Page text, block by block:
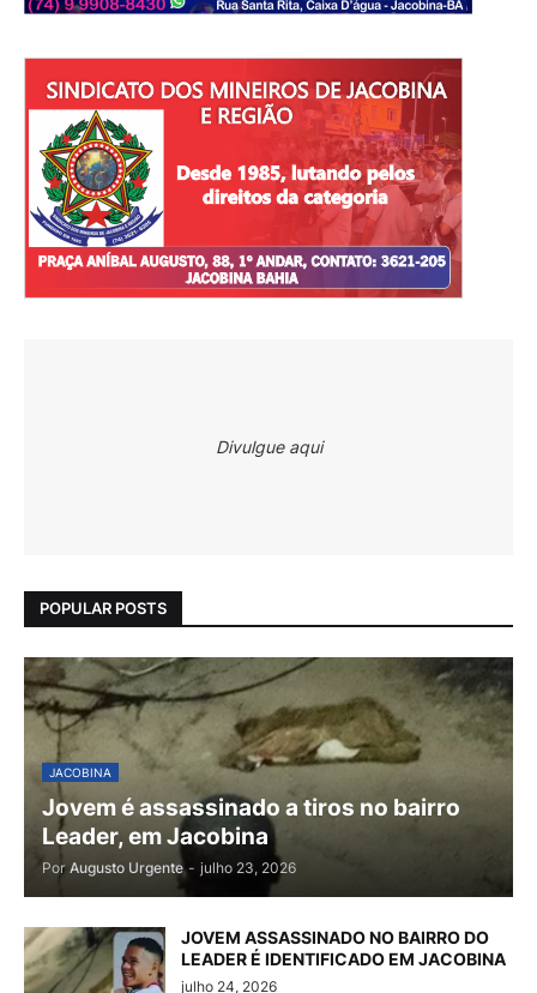
Divulgue aqui
POPULAR POSTS
JACOBINA
Jovem é assassinado a tiros no bairro
Leader, em Jacobina
Por Augusto Urgente - julho 23, 2026
JOVEM ASSASSINADO NO BAIRRO DO
LEADER É IDENTIFICADO EM JACOBINA
julho 24, 2026